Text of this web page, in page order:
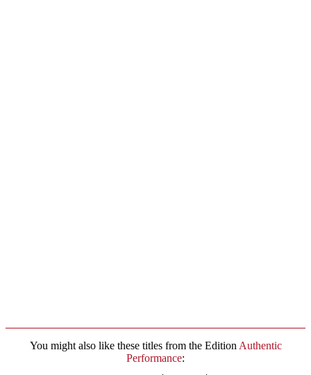
You might also like these titles from the Edition Authentic
Performance: